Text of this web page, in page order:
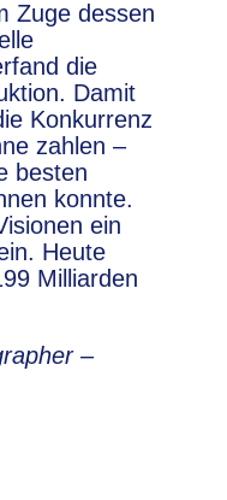
Zuge dessen
die
Damit
Konkurrenz
zahlen –
besten
konnte.
ein
Heute
Milliarden
–